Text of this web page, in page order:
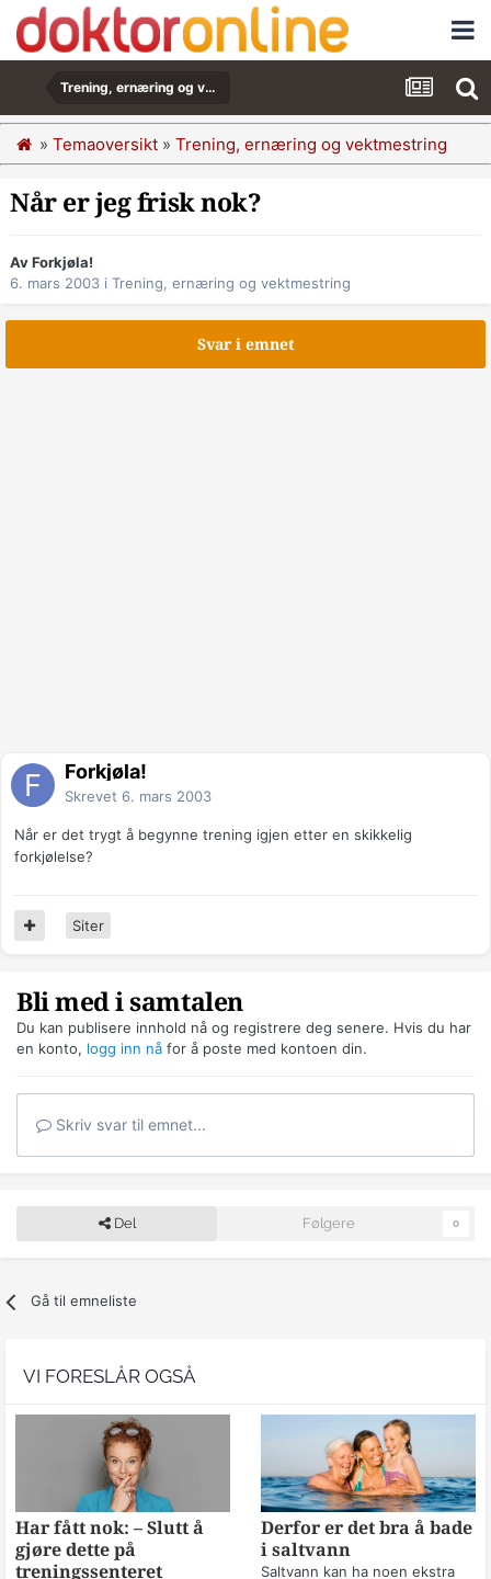
Trening, ernæring og vektmestring
» Temaoversikt » Trening, ernæring og vektmestring
Når er jeg frisk nok?
Av Forkjøla!
6. mars 2003 i Trening, ernæring og vektmestring
Svar i emnet
Forkjøla!
Skrevet 6. mars 2003
Når er det trygt å begynne trening igjen etter en skikkelig
forkjølelse?
Siter
Bli med i samtalen
Du kan publisere innhold nå og registrere deg senere. Hvis du har
en konto, logg inn nå for å poste med kontoen din.
Skriv svar til emnet...
Del Følgere 0
Gå til emneliste
VI FORESLÅR OGSÅ
Har fått nok: – Slutt å
gjøre dette på
treningssenteret
Derfor er det bra å bade
i saltvann
Saltvann kan ha noen ekstra